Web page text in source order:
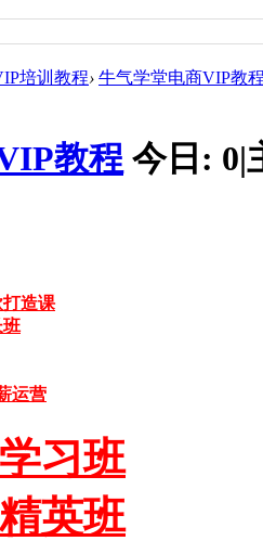
培训教程› 牛气学堂电商VIP教
教程 今日: 0|
造课
班
运营
习班
英班